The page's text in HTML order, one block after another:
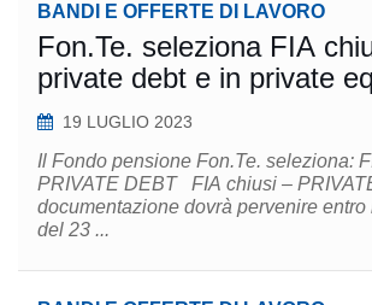
BANDI E OFFERTE DI LAVORO
Fon.Te. seleziona FIA
private debt e in private
19 LUGLIO 2023
Il Fondo pensione Fon.Te. seleziona: FIA chiusi –
PRIVATE DEBT FIA chiusi – PRIVATE EQUITY La
documentazione dovrà pervenire entro
del 23 ...